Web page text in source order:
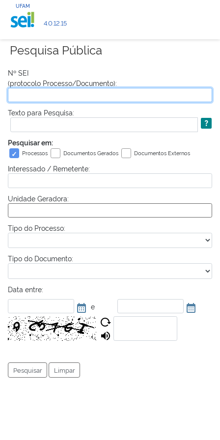
UFAM
4.0.12.15
Pesquisa Pública
Nº SEI
(protocolo Processo/Documento):
Texto para Pesquisa:
Pesquisar em:
Processos Documentos Gerados Documentos Externos
Interessado / Remetente:
Unidade Geradora:
Tipo do Processo:
Tipo do Documento:
Data entre:
e